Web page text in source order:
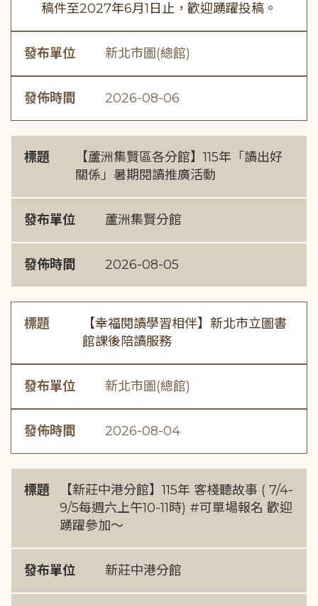
稿件至2027年6月1日止，歡迎踴躍投稿。
發布單位 新北市圖(總館)
發佈時間 2026-08-06
標題
【蘆洲集賢區各分館】115年「讀出好
關係」暑期閱讀推廣活動
發布單位 蘆洲集賢分館
發佈時間 2026-08-05
標題
【幸福閱讀學習相伴】新北市立圖書
館課後陪讀服務
發布單位 新北市圖(總館)
發佈時間 2026-08-04
標題
【新莊中港分館】115年 客棧聽故事 ( 7/4-
9/5每週六上午10-11時) #可單場報名 歡迎
踴躍參加～
發布單位 新莊中港分館